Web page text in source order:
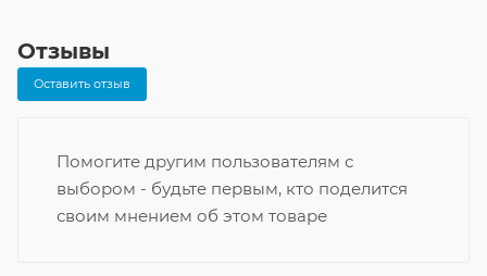
Отзывы
Оставить отзыв
Помогите другим пользователям с
выбором - будьте первым, кто поделится
своим мнением об этом товаре